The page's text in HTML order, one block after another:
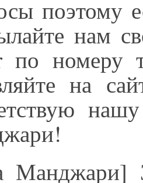
поэтому
нам
по номеру
на
Манджари]